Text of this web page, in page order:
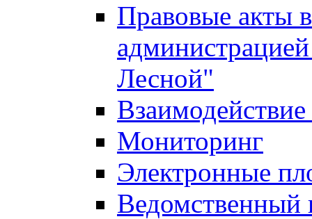
Правовые акты
Лесной"
Мониторинг
Электронные
Ведомственный